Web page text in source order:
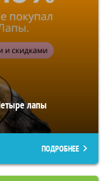
лапы
ПОДРОБНЕЕ